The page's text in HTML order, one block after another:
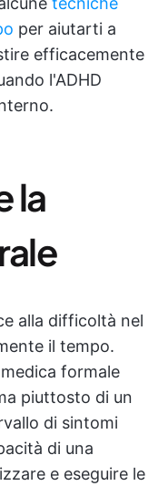
per aiutarti a
efficacemente
l'ADHD
la
alla difficoltà nel
il tempo.
formale
piuttosto di un
di sintomi
di una
e eseguire le